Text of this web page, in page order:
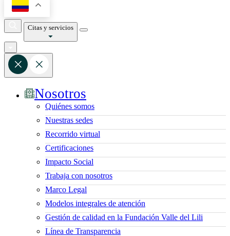
Citas y servicios
Nosotros
Quiénes somos
Nuestras sedes
Recorrido virtual
Certificaciones
Impacto Social
Trabaja con nosotros
Marco Legal
Modelos integrales de atención
Gestión de calidad en la Fundación Valle del Lili
Línea de Transparencia